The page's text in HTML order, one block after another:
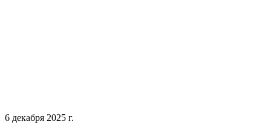
6 декабря 2025 г.